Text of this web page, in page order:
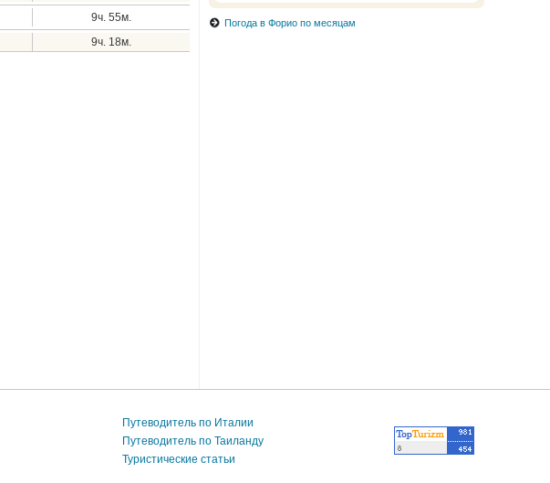
9ч. 55м.
9ч. 18м.
Погода в Форио по месяцам
Путеводитель по Италии
Путеводитель по Таиланду
Туристические статьи